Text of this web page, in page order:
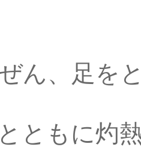
ん、足を
ともに灼